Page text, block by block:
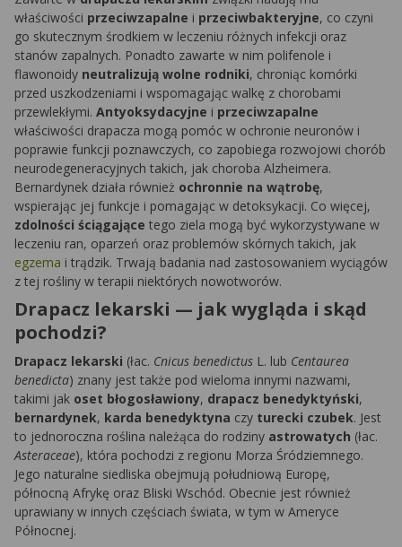
właściwości przeciwzapalne i przeciwbakteryjne, co czyni
go skutecznym środkiem w leczeniu różnych infekcji oraz
stanów zapalnych. Ponadto zawarte w nim polifenole i
flawonoidy neutralizują wolne rodniki, chroniąc komórki
przed uszkodzeniami i wspomagając walkę z chorobami
przewlekłymi. Antyoksydacyjne i przeciwzapalne
właściwości drapacza mogą pomóc w ochronie neuronów i
poprawie funkcji poznawczych, co zapobiega rozwojowi chorób
neurodegeneracyjnych takich, jak choroba Alzheimera.
Bernardynek działa również ochronnie na wątrobę,
wspierając jej funkcje i pomagając w detoksykacji. Co więcej,
zdolności ściągające tego ziela mogą być wykorzystywane w
leczeniu ran, oparzeń oraz problemów skórnych takich, jak
egzema i trądzik. Trwają badania nad zastosowaniem wyciągów
z tej rośliny w terapii niektórych nowotworów.
Drapacz lekarski — jak wygląda i skąd
pochodzi?
Drapacz lekarski (łac. Cnicus benedictus L. lub Centaurea
benedicta) znany jest także pod wieloma innymi nazwami,
takimi jak oset błogosławiony, drapacz benedyktyński,
bernardynek, karda benedyktyna czy turecki czubek. Jest
to jednoroczna roślina należąca do rodziny astrowatych (łac.
Asteraceae), która pochodzi z regionu Morza Śródziemnego.
Jego naturalne siedliska obejmują południową Europę,
północną Afrykę oraz Bliski Wschód. Obecnie jest również
uprawiany w innych częściach świata, w tym w Ameryce
Północnej.